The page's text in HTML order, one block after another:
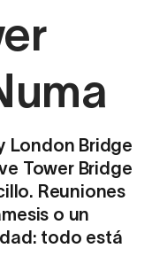
London Bridge
Tower Bridge
Reuniones
o un
todo está